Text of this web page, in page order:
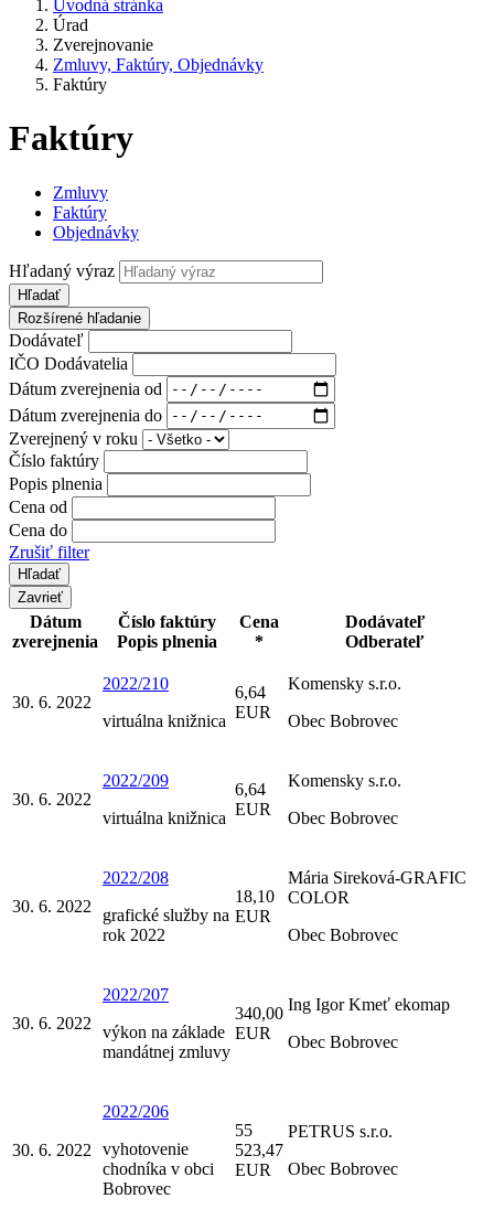
Úvodná stránka
Úrad
Zverejnovanie
Zmluvy, Faktúry, Objednávky
Faktúry
Faktúry
Zmluvy
Faktúry
Objednávky
Hľadaný výraz
Hľadať
Rozšírené hľadanie
Dodávateľ
IČO Dodávatelia
Dátum zverejnenia od
Dátum zverejnenia do
Zverejnený v roku
Číslo faktúry
Popis plnenia
Cena od
Cena do
Zrušiť filter
Zavrieť
Dátum
zverejnenia
Číslo faktúry
Popis plnenia
Cena
*
Dodávateľ
Odberateľ
30. 6. 2022
2022/210
virtuálna knižnica
6,64
EUR
Komensky s.r.o.
Obec Bobrovec
30. 6. 2022
2022/209
virtuálna knižnica
6,64
EUR
Komensky s.r.o.
Obec Bobrovec
30. 6. 2022
2022/208
grafické služby na
rok 2022
18,10
EUR
Mária Sireková-GRAFIC
COLOR
Obec Bobrovec
30. 6. 2022
2022/207
výkon na základe
mandátnej zmluvy
340,00
EUR
Ing Igor Kmeť ekomap
Obec Bobrovec
30. 6. 2022
2022/206
vyhotovenie
chodníka v obci
Bobrovec
55
523,47
EUR
PETRUS s.r.o.
Obec Bobrovec